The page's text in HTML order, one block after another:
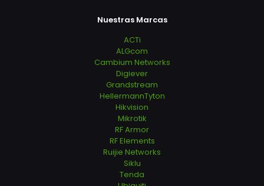
Nuestras Marcas
ACTi
ALGcom
Cambium Networks
Digiever
Grandstream
HellermannTyton
Hikvision
Mikrotik
RF Armor
RF Elements
Ruijie Networks
Siklu
Tenda